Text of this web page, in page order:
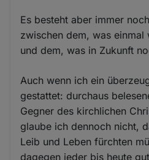
Es besteht aber immer
zwischen dem, was einmal
und dem, was in Zukunft
Auch wenn ich ein
gestattet: durchaus
Gegner des kirchlichen
glaube ich dennoch nicht,
Leib und Leben fürchten
dagegen jeder bis heute